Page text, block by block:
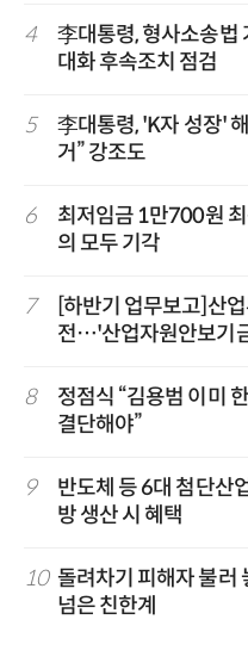
4
李대통령, 형사소송법
대화 후속조치 점검
5
李대통령, 'K자 성장'
거” 강조도
6
최저임금 1만700원
의 모두 기각
7
[하반기 업무보고]산
전…'산업자원안보기
8
정점식 “김용범 이미
결단해야”
9
반도체 등 6대 첨단산
방 생산 시 혜택
10 돌려차기 피해자 불러
넘은 친한계